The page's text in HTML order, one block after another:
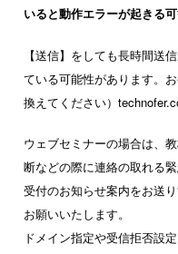
いると動作エラーが起きる
【送信】をしても長時間送
ている可能性があります。
換えてください）
ウェブセミナーの場合は、
断などの際に連絡の取れる
受付のお知らせ案内をお送
お願いいたします。
ドメイン指定や受信拒否設